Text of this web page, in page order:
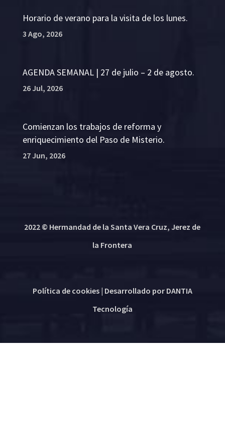
Horario de verano para la visita de los lunes.
3 Ago, 2026
AGENDA SEMANAL | 27 de julio – 2 de agosto.
26 Jul, 2026
Comienzan los trabajos de reforma y
enriquecimiento del Paso de Misterio.
27 Jun, 2026
2022 © Hermandad de la Santa Vera Cruz, Jerez de
la Frontera
Política de cookies| Desarrollado por DANTIA
Tecnología